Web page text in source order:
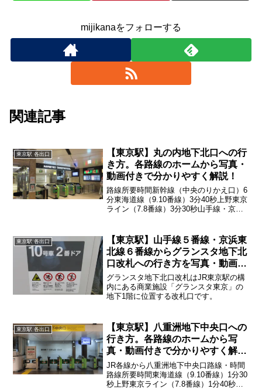
mijikanaをフォローする
関連記事
東京駅 各出口
【東京駅】丸の内地下北口への行
き方。各路線のホームから写真・
動画付きで分かりやすく解説！
路線所要時間新幹線（中央のりかえ口）6
分東海道線（9.10番線）3分40秒上野東京
ライン（7.8番線）3分30秒山手線・京浜
3分10秒総武線・横須賀線2～...
東京駅 各出口
【東京駅】山手線５番線・京浜東
北線６番線からグランスタ地下北
口改札への行き方を写真・動画付
きで分かりやすく解説！
グランスタ地下北口改札はJR東京駅の構
内にある商業施設「グランスタ東京」の
地下1階に位置する改札口です。
東京駅 各出口
【東京駅】八重洲地下中央口への
行き方。各路線のホームから写
真・動画付きで分かりやすく解
説！
JR各線から八重洲地下中央口路線・時間
路線所要時間東海道線（9.10番線）1分30
秒上野東京ライン（7.8番線）1分40秒山